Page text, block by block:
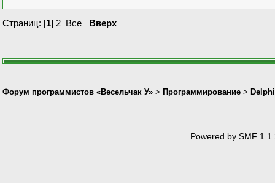
Страниц: [1] 2 Все Вверх
Форум программистов «Весельчак У» > Программирование > Delphi
Powered by SMF